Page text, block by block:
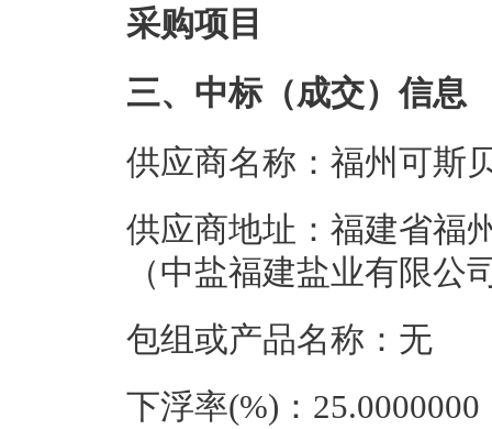
采购项目
三、中标（成交）信息
供应商名称：福州可斯
供应商地址：福建省福
（中盐福建盐业有限公
包组或产品名称：无
下浮率(%)：25.0000000